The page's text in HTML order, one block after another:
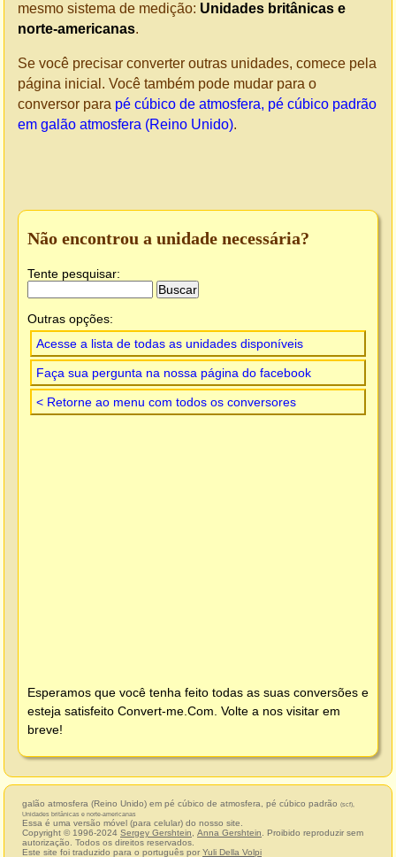
mesmo sistema de medição: Unidades britânicas e
norte-americanas.
Se você precisar converter outras unidades, comece pela
página inicial. Você também pode mudar para o
conversor para pé cúbico de atmosfera, pé cúbico padrão
em galão atmosfera (Reino Unido).
Não encontrou a unidade necessária?
Tente pesquisar:
Outras opções:
Acesse a lista de todas as unidades disponíveis
Faça sua pergunta na nossa página do facebook
< Retorne ao menu com todos os conversores
Esperamos que você tenha feito todas as suas conversões e
esteja satisfeito Convert-me.Com . Volte a nos visitar em
breve!
galão atmosfera (Reino Unido) em pé cúbico de atmosfera, pé cúbico padrão (scf),
Unidades britânicas e norte-americanas
Essa é uma versão móvel (para celular) do nosso site.
Copyright © 1996-2024 Sergey Gershtein Anna Gershtein . Proibido reproduzir sem
autorização. Todos os direitos reservados.
Este site foi traduzido para o português por Yuli Della Volpi